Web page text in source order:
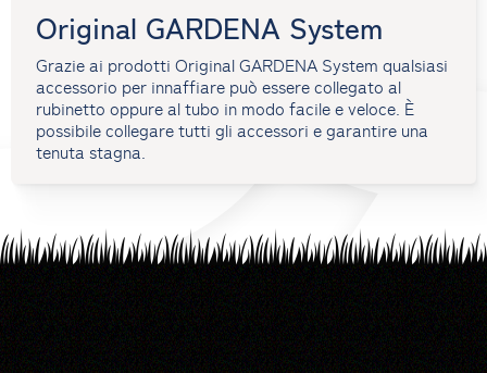
Original GARDENA System
Grazie ai prodotti Original GARDENA System qualsiasi
accessorio per innaffiare può essere collegato al
rubinetto oppure al tubo in modo facile e veloce. È
possibile collegare tutti gli accessori e garantire una
tenuta stagna.